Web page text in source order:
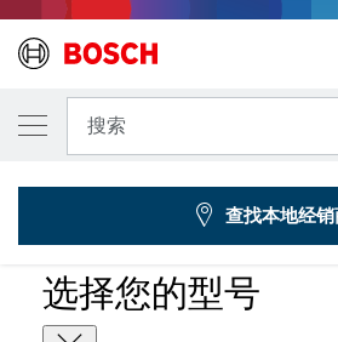
搜索
... 6件装木材和金属泡壳套装
选择您的型号
您选择的型号
木材和金属切割马刀锯条套
2 607 010 906
查找本地经